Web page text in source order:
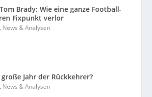
Brady: Wie eine ganze Football-
Fixpunkt verlor
News & Analysen
große Jahr der Rückkehrer?
News & Analysen